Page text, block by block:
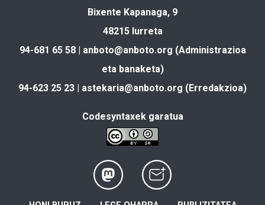
Bixente Kapanaga, 9
48215 Iurreta
94-681 65 58 | anboto@anboto.org (Administrazioa
eta banaketa)
94-623 25 23 | astekaria@anboto.org (Erredakzioa)
Codesyntaxek garatua